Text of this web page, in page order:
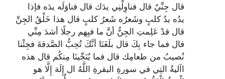
قال جِنِّيٌ قال فناوِلْنِي يدَك قال فناوَلَه يدَه فإذا
يدُه يدُ كلبٍ وشَعرُه شَعرُ كلبٍ قال هذا خَلْقُ الجِنِّ
قال قدْ عَلِمتِ الجِنُّ أنَّ ما فيِهم رجلًا أشدَ مِنِّي
قال فما جاء بِكَ قال بلَغَنَا أنَّكَ تُحِبُّ الصَّدقةَ فجِئْنا
نُصيبُ من طعامِك قال فما يُنَجِّينَا مِنكُم قال هذه
اآليةُ التِي في سورةِ البقرةِ اللَّهُ ال إِلَهَ إِلَّا هو